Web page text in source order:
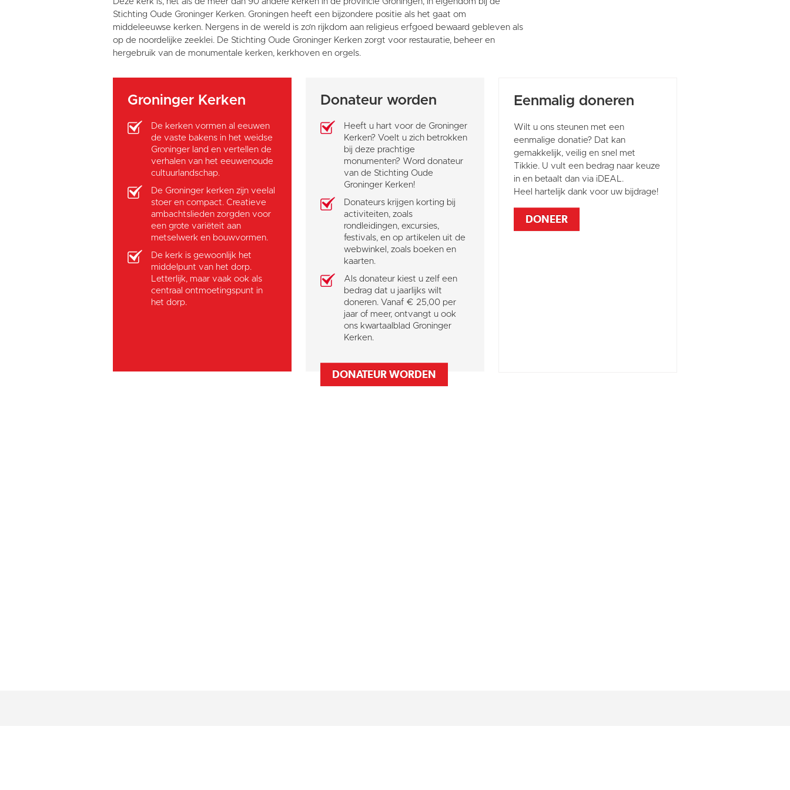
Stichting Oude Groninger Kerken. Groningen heeft een bijzondere positie als het gaat om
middeleeuwse kerken. Nergens in de wereld is zo’n rijkdom aan religieus erfgoed bewaard gebleven als
op de noordelijke zeeklei. De Stichting Oude Groninger Kerken zorgt voor restauratie, beheer en
hergebruik van de monumentale kerken, kerkhoven en orgels.
Groninger Kerken
De kerken vormen al eeuwen
de vaste bakens in het weidse
Groninger land en vertellen de
verhalen van het eeuwenoude
cultuurlandschap.
De Groninger kerken zijn veelal
stoer en compact. Creatieve
ambachtslieden zorgden voor
een grote variëteit aan
metselwerk en bouwvormen.
De kerk is gewoonlijk het
middelpunt van het dorp.
Letterlijk, maar vaak ook als
centraal ontmoetingspunt in
het dorp.
Donateur worden
Heeft u hart voor de Groninger
Kerken? Voelt u zich betrokken
bij deze prachtige
monumenten? Word donateur
van de Stichting Oude
Groninger Kerken!
Donateurs krijgen korting bij
activiteiten, zoals
rondleidingen, excursies,
festivals, en op artikelen uit de
webwinkel, zoals boeken en
kaarten.
Als donateur kiest u zelf een
bedrag dat u jaarlijks wilt
doneren. Vanaf € 25,00 per
jaar of meer, ontvangt u ook
ons kwartaalblad Groninger
Kerken.
DONATEUR WORDEN
Eenmalig doneren
Wilt u ons steunen met een
eenmalige donatie? Dat kan
gemakkelijk, veilig en snel met
Tikkie. U vult een bedrag naar keuze
in en betaalt dan via iDEAL.
Heel hartelijk dank voor uw bijdrage!
DONEER